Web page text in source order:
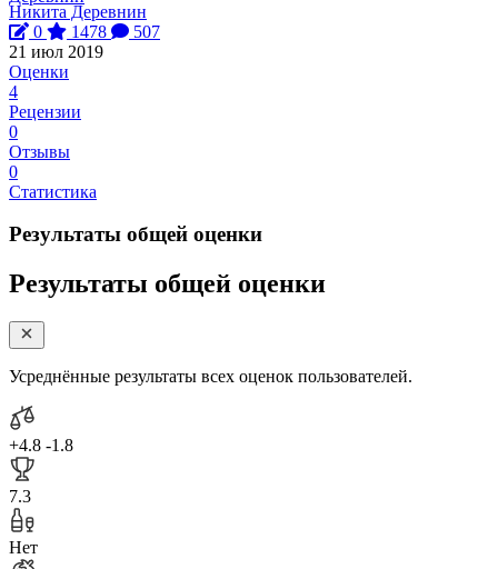
Никита Деревнин
0
1478
507
21 июл 2019
Оценки
4
Рецензии
0
Отзывы
0
Статистика
Результаты общей оценки
Результаты общей оценки
Усреднённые результаты всех оценок пользователей.
+4.8 -1.8
7.3
Нет